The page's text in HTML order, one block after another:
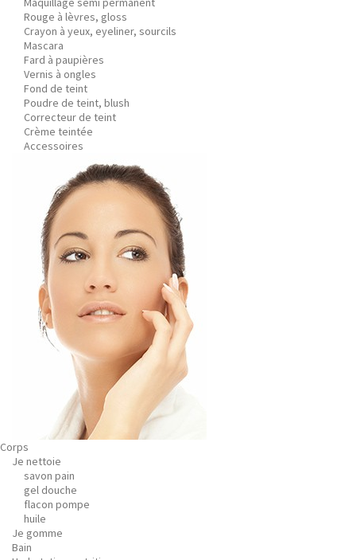
Rouge à lèvres, gloss
Crayon à yeux, eyeliner, sourcils
Mascara
Fard à paupières
Vernis à ongles
Fond de teint
Poudre de teint, blush
Correcteur de teint
Crème teintée
Accessoires
Corps
Je nettoie
savon pain
gel douche
flacon pompe
huile
Je gomme
Bain